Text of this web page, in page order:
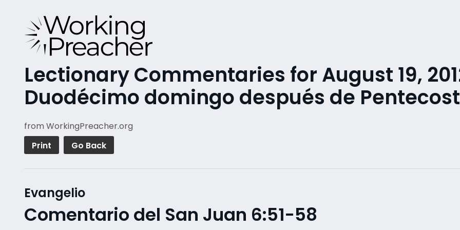
Lectionary Commentaries for August 19,
Duodécimo domingo después de
from WorkingPreacher.org
Print
Go Back
Evangelio
Comentario del San Juan 6:51-58